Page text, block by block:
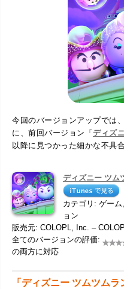
今回のバージョンアップでは
に、前回バージョン「ディズ
以降に見つかった細かな不具
ディズニー ツム
カテゴリ: ゲー
ョン
販売元: COLOPL, Inc. –
全てのバージョンの評価:
の両方に対応
「ディズニー ツムツム